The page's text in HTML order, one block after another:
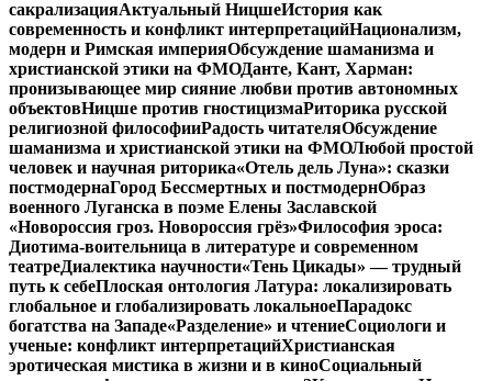
сакрализацияАктуальный НицшеИстория как
современность и конфликт интерпретацийНационализм,
модерн и Римская империяОбсуждение шаманизма и
христианской этики на ФМОДанте, Кант, Харман:
пронизывающее мир сияние любви против автономных
объектовНицше против гностицизмаРиторика русской
религиозной философииРадость читателяОбсуждение
шаманизма и христианской этики на ФМОЛюбой простой
человек и научная риторика«Отель дель Луна»: сказки
постмодернаГород Бессмертных и постмодернОбраз
военного Луганска в поэме Елены Заславской
«Новороссия гроз. Новороссия грёз»Философия эроса:
Диотима-воительница в литературе и современном
театреДиалектика научности«Тень Цикады» — трудный
путь к себеПлоская онтология Латура: локализировать
глобальное и глобализировать локальноеПарадокс
богатства на Западе«Разделение» и чтениеСоциологи и
ученые: конфликт интерпретацийХристианская
эротическая мистика в жизни и в киноСоциальный